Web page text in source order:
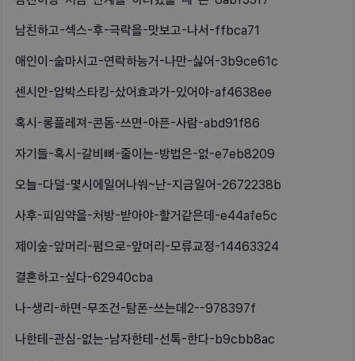
남친하고-섹스-후-극락을-맛보고-나서-ffbca71
애인이-술마시고-연락하능거-나만-싫어-3b9ce61c
센시안-압박스타킹-샀어효과가-있어야-af4638ee
혹시-롱플레져-콘돔-쓰면-아픈-사람-abd91f86
자기들-혹시-갈비뼈-줄이는-방법은-없-e7eb8209
오늘-다덜-몇시에일어나쒀~난-지금일어-2672238b
사후-피임약을-처방-받아야-할거같은데-e44afe5c
제이숲-앞머리-펌으로-앞머리-모류교정-14463324
결혼하고-싶다-62940cba
나-생리-하면-무조건-탐폰-쓰는데2--978397f
나한테-관심-없는-남자한테-선톡-한다-b9cbb8ac